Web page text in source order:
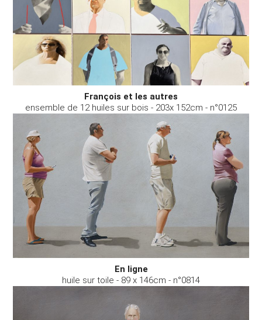
François et les autres
ensemble de 12 huiles sur bois - 203x 152cm - n°0125
En ligne
huile sur toile - 89 x 146cm - n°0814